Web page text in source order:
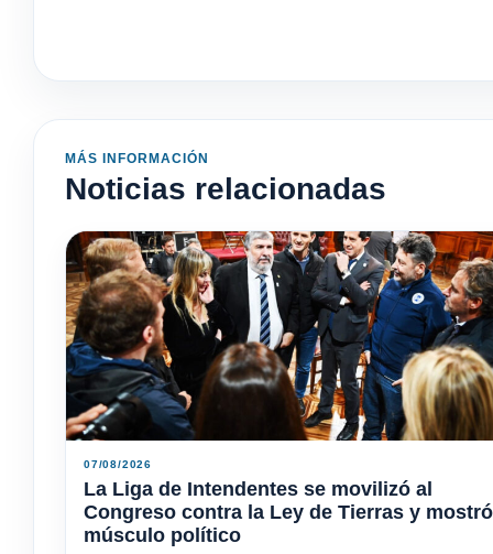
MÁS INFORMACIÓN
Noticias relacionadas
07/08/2026
La Liga de Intendentes se movilizó al
Congreso contra la Ley de Tierras y mostró
músculo político